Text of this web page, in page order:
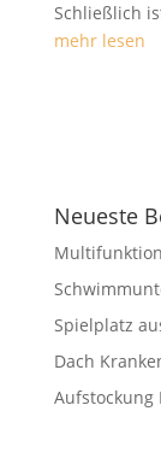
Schließlich
mehr lesen
Neueste
Spielplatz
Dach
Aufstockung